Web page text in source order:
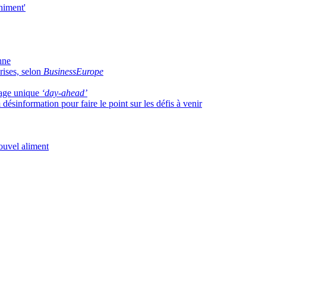
selon BusinessEurope
unique ‘day-ahead’
pour faire le point sur les défis à venir
aliment